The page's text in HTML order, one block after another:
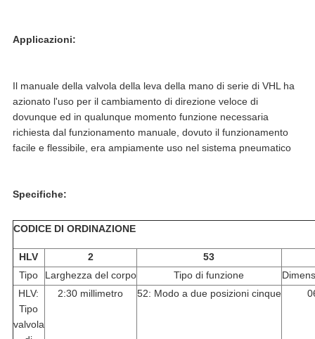
Applicazioni:
Il manuale della valvola della leva della mano di serie di VHL ha
azionato l'uso per il cambiamento di direzione veloce di
dovunque ed in qualunque momento funzione necessaria
richiesta dal funzionamento manuale, dovuto il funzionamento
facile e flessibile, era ampiamente uso nel sistema pneumatico
Specifiche:
CODICE DI ORDINAZIONE
HLV 2
53
Tipo
Larghezza del corpo Tipo di funzione
HLV:
Tipo
valvola
2:30 millimetro 52: Modo a due posizioni cinque